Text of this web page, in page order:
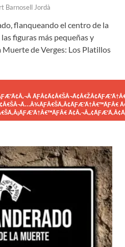
Barnosell Jordà
flanqueando el centro de la
figuras más pequeñas y
Muerte de Verges: Los Platillos